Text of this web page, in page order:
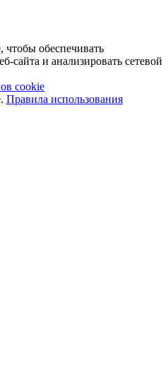
обеспечивать
сайта и анализировать сетевой
cookie
Правила использования